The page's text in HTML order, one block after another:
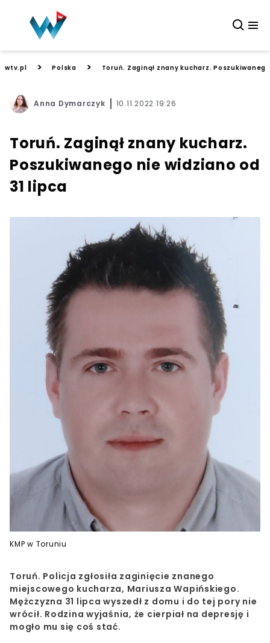
wtv.pl > Polska > Toruń. Zaginął znany kucharz.
Anna Dymarczyk 10.11.2022 19:26
Toruń. Zaginął znany kucharz.
Poszukiwanego nie widziano od
31 lipca
KMP w Toruniu
Toruń. Policja zgłosiła zaginięcie znanego
miejscowego kucharza, Mariusza Wapińskiego.
Mężczyzna 31 lipca wyszedł z domu i do tej pory nie
wrócił. Rodzina wyjaśnia, że cierpiał na depresję i
mogło mu się coś stać.